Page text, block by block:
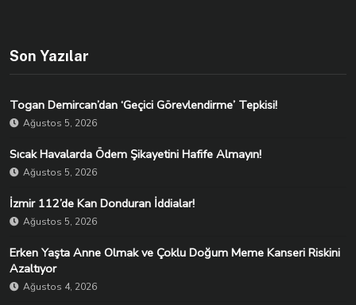
Son Yazılar
Togan Demircan’dan ‘Geçici Görevlendirme’ Tepkisi!
Ağustos 5, 2026
Sıcak Havalarda Ödem Şikayetini Hafife Almayın!
Ağustos 5, 2026
İzmir 112’de Kan Donduran İddialar!
Ağustos 5, 2026
Erken Yaşta Anne Olmak ve Çoklu Doğum Meme Kanseri Riskini
Azaltıyor
Ağustos 4, 2026